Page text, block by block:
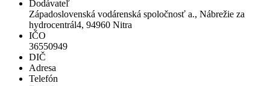
Dodávateľ
Západoslovenská vodárenská spoločnosť a., Nábrežie za
hydrocentrál4, 94960 Nitra
IČO
36550949
DIČ
Adresa
Telefón